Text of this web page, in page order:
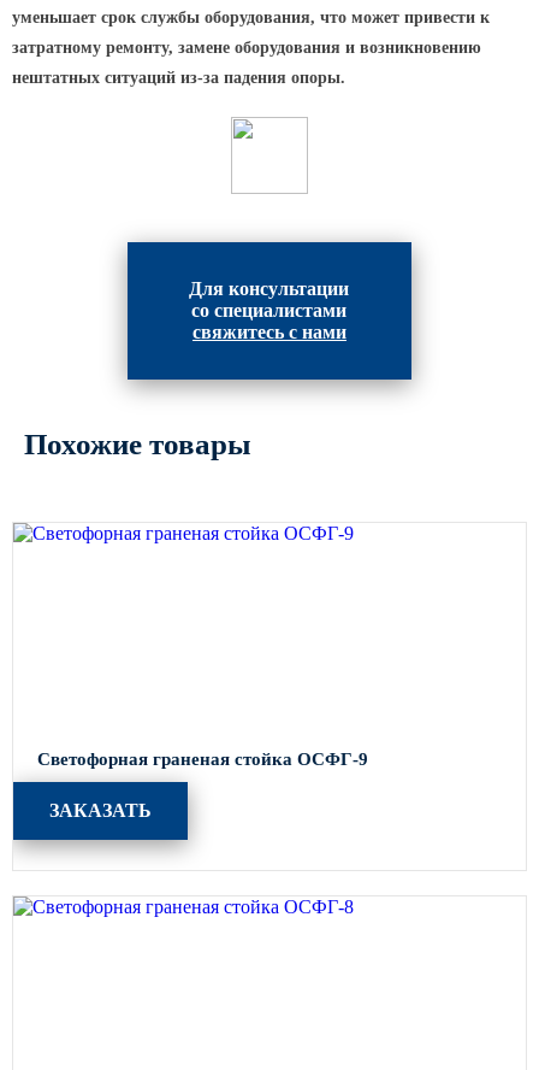
уменьшает срок службы оборудования, что может привести к
затратному ремонту, замене оборудования и возникновению
нештатных ситуаций из-за падения опоры.
Для консультации
со специалистами
свяжитесь с нами
Похожие товары
Светофорная граненая стойка ОСФГ-9
ЗАКАЗАТЬ